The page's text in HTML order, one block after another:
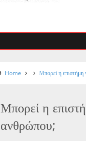
Home Μπορεί η επιστήμη
Μπορεί η
ανθρώπου;